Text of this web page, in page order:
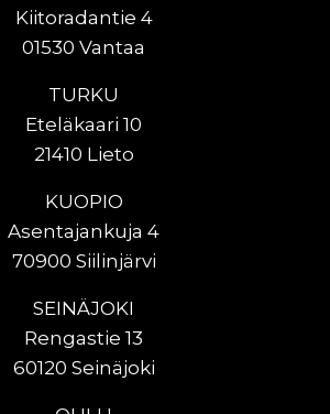
Kiitoradantie 4
01530 Vantaa
TURKU
Eteläkaari 10
21410 Lieto
KUOPIO
Asentajankuja 4
70900 Siilinjärvi
SEINÄJOKI
Rengastie 13
60120 Seinäjoki